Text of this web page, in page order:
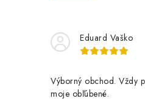
Eduard Vaško
Výborný obchod. Vždy
moje obľúbené.